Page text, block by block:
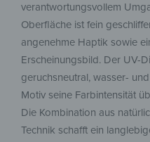
verantwortungsvollem
Oberfläche ist fein
angenehme Haptik sowie
Erscheinungsbild. Der UV-
geruchsneutral, wasser-
Motiv seine Farbintensität
Die Kombination aus
Technik schafft ein